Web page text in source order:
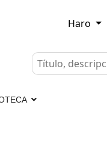
Haro